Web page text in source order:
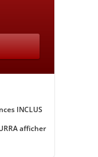
INCLUS
afficher